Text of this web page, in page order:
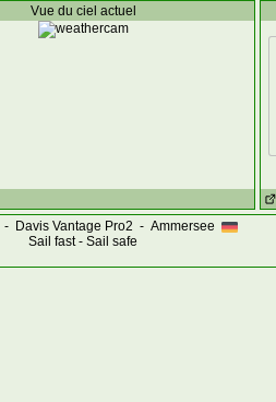
Vue du ciel actuel
- Davis Vantage Pro2 - Ammersee
Sail fast - Sail safe